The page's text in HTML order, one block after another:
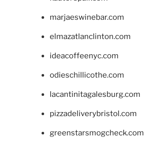
marjaeswinebar.com
elmazatlanclinton.com
ideacoffeenyc.com
odieschillicothe.com
lacantinitagalesburg.com
pizzadeliverybristol.com
greenstarsmogcheck.com